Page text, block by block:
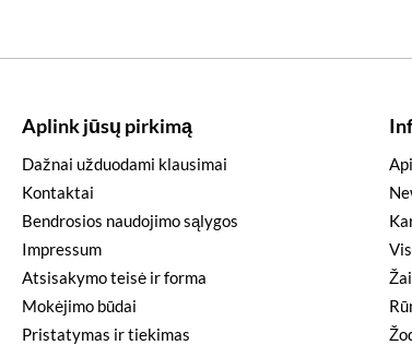
Aplink jūsų pirkimą
Dažnai užduodami klausimai
Kontaktai
Bendrosios naudojimo sąlygos
Impressum
Atsisakymo teisė ir forma
Mokėjimo būdai
Pristatymas ir tiekimas